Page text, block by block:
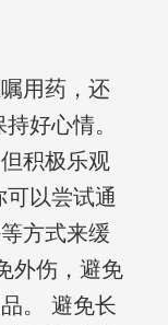
用药，还
好心情。
积极乐观
以尝试通
方式来缓
外伤，避免
。 避免长